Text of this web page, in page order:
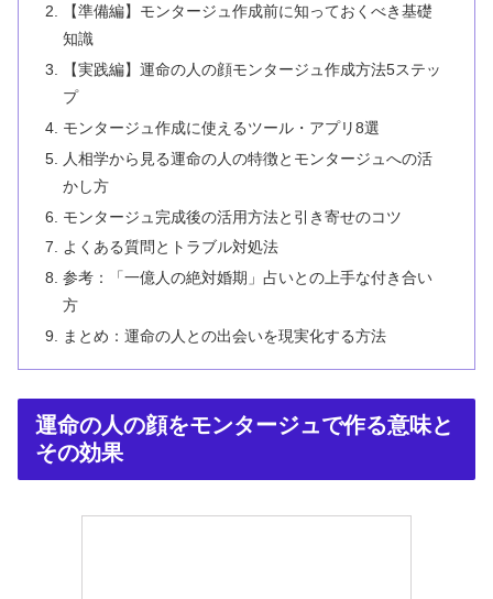
【準備編】モンタージュ作成前に知っておくべき基礎
知識
【実践編】運命の人の顔モンタージュ作成方法5ステッ
プ
モンタージュ作成に使えるツール・アプリ8選
人相学から見る運命の人の特徴とモンタージュへの活
かし方
モンタージュ完成後の活用方法と引き寄せのコツ
よくある質問とトラブル対処法
参考：「一億人の絶対婚期」占いとの上手な付き合い
方
まとめ：運命の人との出会いを現実化する方法
運命の人の顔をモンタージュで作る意味と
その効果